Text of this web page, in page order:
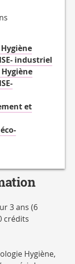
industriel
et
3 ans (6
crédits
Hygiène,